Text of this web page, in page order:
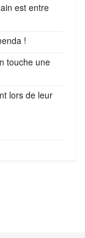
est entre
!
touche une
lors de leur